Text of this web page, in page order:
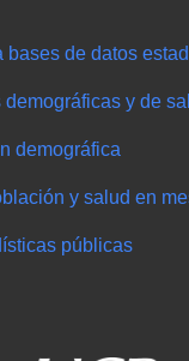
bases de datos
demográficas y de
demográfica
y salud en
públicas